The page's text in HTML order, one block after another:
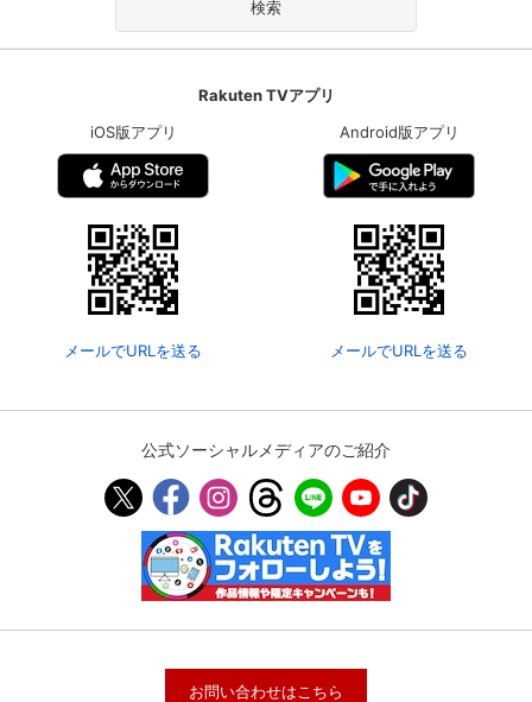
Rakuten TVアプリ
iOS版アプリ
メールでURLを送る
Android版アプリ
メールでURLを送る
公式ソーシャルメディアのご紹介
お問い合わせはこちら